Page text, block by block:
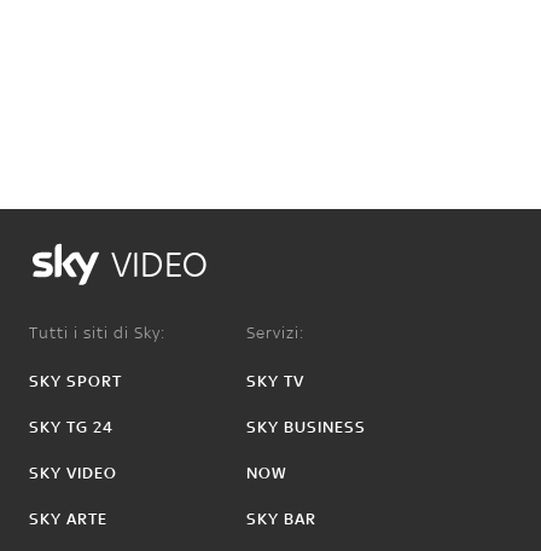
VIDEO
Tutti i siti di Sky:
SKY SPORT
SKY TG 24
SKY VIDEO
SKY ARTE
Servizi:
SKY TV
SKY BUSINESS
NOW
SKY BAR